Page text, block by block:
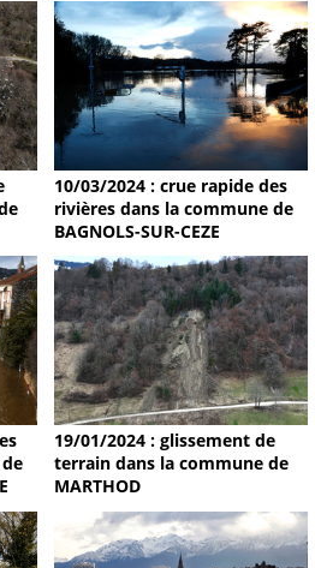
10/03/2024 : crue rapide des
rivières dans la commune de
BAGNOLS-SUR-CEZE
19/01/2024 : glissement de
terrain dans la commune de
MARTHOD